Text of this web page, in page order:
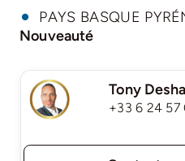
PAYS BASQUE
Nouveauté
Tony
+33 6 24 57